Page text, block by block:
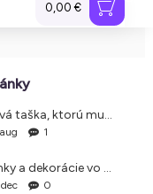
0,00 €
Plážová taška, ktorú musíte mať. Príručka pre rodiny s deťmi
aug 1
Doplnky a dekorácie vo Vintage štýle
dec 0